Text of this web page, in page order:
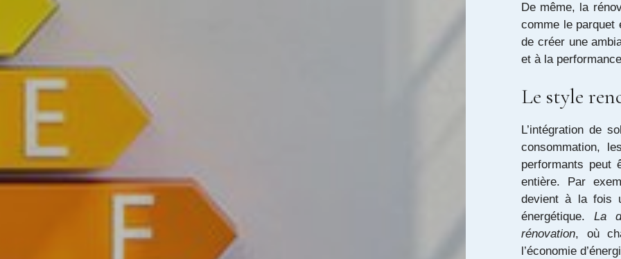
De même, la
comme le parquet
de créer une
et à la
Le style
L’intégration de
consommation,
performants peut
entière. Par
devient à la fois
énergétique.La
rénovation, où
l’économie